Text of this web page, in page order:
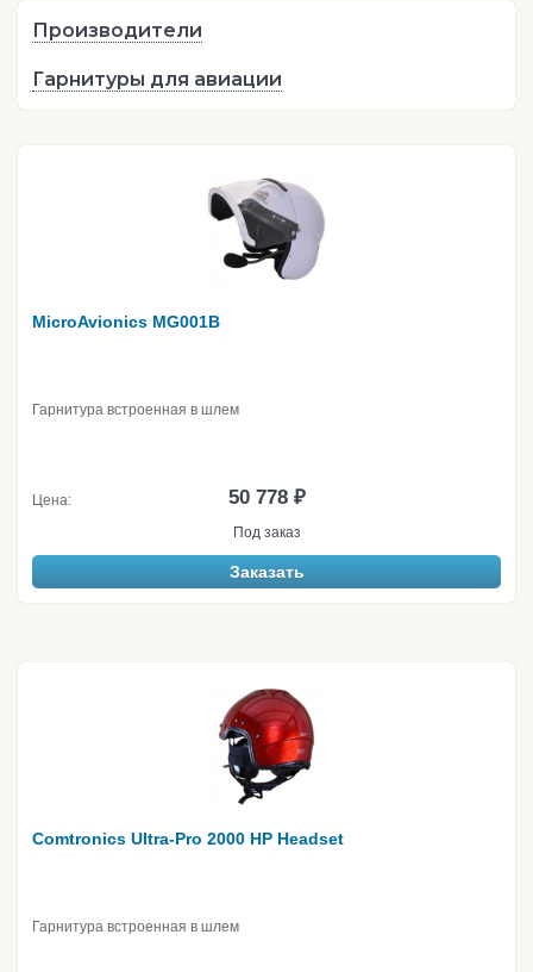
Производители
Гарнитуры для авиации
MicroAvionics MG001B
Гарнитура встроенная в шлем
Цена: 50 778 ₽
Под заказ
Заказать
Comtronics Ultra-Pro 2000 HP Headset
Гарнитура встроенная в шлем